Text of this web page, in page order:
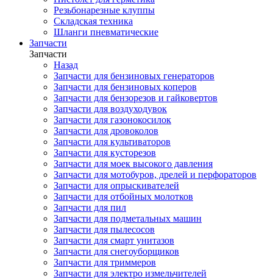
Резьбонарезные клуппы
Складская техника
Шланги пневматические
Запчасти
Запчасти
Назад
Запчасти для бензиновых генераторов
Запчасти для бензиновых коперов
Запчасти для бензорезов и гайковертов
Запчасти для воздуходувок
Запчасти для газонокосилок
Запчасти для дровоколов
Запчасти для культиваторов
Запчасти для кусторезов
Запчасти для моек высокого давления
Запчасти для мотобуров, дрелей и перфораторов
Запчасти для опрыскивателей
Запчасти для отбойных молотков
Запчасти для пил
Запчасти для подметальных машин
Запчасти для пылесосов
Запчасти для смарт унитазов
Запчасти для снегоуборщиков
Запчасти для триммеров
Запчасти для электро измельчителей